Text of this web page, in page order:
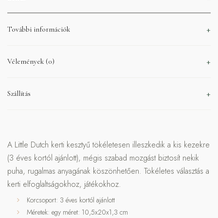
További információk
Vélemények (0)
Szállítás
A Little Dutch kerti kesztyű tökéletesen illeszkedik a kis kezekre
(3 éves kortól ajánlott), mégis szabad mozgást biztosít nekik
puha, rugalmas anyagának köszönhetően. Tökéletes választás a
kerti elfoglaltságokhoz, játékokhoz.
Korcsoport: 3 éves kortól ajánlott
Méretek: egy méret: 10,5x20x1,3 cm